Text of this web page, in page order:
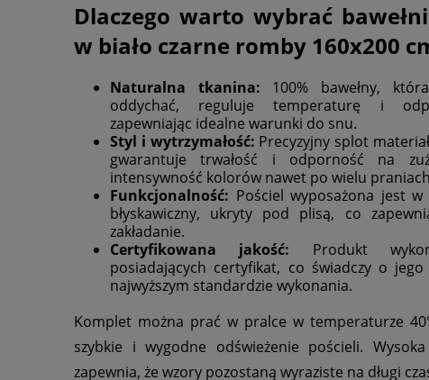
Dlaczego warto wybrać
w biało czarne romby 160x200
Naturalna tkanina: 100% bawełny,
oddychać, reguluje temperaturę i
zapewniając idealne warunki do snu.
Styl i wytrzymałość: Precyzyjny splot
gwarantuje trwałość i odporność na
intensywność kolorów nawet po wielu
Funkcjonalność: Pościel wyposażona jest
błyskawiczny, ukryty pod plisą, co
zakładanie.
Certyfikowana jakość: Produkt
posiadających certyfikat, co świadczy o jego
najwyższym standardzie wykonania.
Komplet można prać w pralce w temperaturze
szybkie i wygodne odświeżenie pościeli.
zapewnia, że wzory pozostaną wyraziste na długi